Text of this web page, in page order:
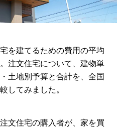
を建てるための費用の平均
注文住宅について、建物単
土地別予算と合計を、全国
してみました。
文住宅の購入者が、家を買